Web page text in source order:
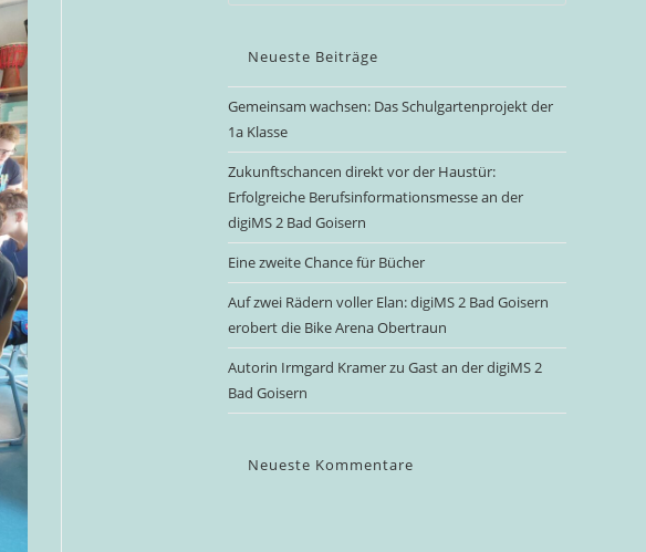
Neueste Beiträge
Gemeinsam wachsen: Das Schulgartenprojekt der
1a Klasse
Zukunftschancen direkt vor der Haustür:
Erfolgreiche Berufsinformationsmesse an der
digiMS 2 Bad Goisern
Eine zweite Chance für Bücher
Auf zwei Rädern voller Elan: digiMS 2 Bad Goisern
erobert die Bike Arena Obertraun
Autorin Irmgard Kramer zu Gast an der digiMS 2
Bad Goisern
Neueste Kommentare